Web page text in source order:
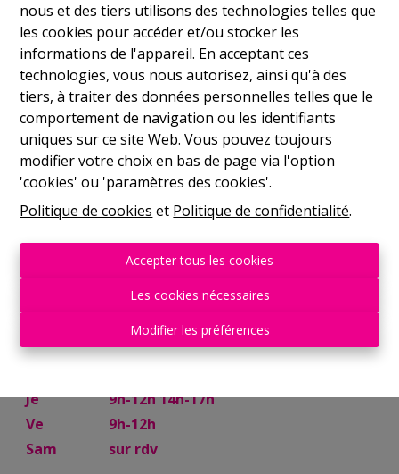
nous et des tiers utilisons des technologies telles que
les cookies pour accéder et/ou stocker les
informations de l'appareil. En acceptant ces
technologies, vous nous autorisez, ainsi qu'à des
tiers, à traiter des données personnelles telles que le
comportement de navigation ou les identifiants
uniques sur ce site Web. Vous pouvez toujours
modifier votre choix en bas de page via l'option
'cookies' ou 'paramètres des cookies'.
Politique de cookies et Politique de confidentialité.
Accepter tous les cookies
Les cookies nécessaires
Modifier les préférences
Philippeville
Rue de France, 37
Lu
14h-17h
Ma
9h-12h 14h-17h
Mer
9h-12h 14h-17h
Je
9h-12h 14h-17h
Ve
9h-12h
Sam
10h-13h
14h-17h
Ma
9h-12h 14h-17h
Je
9h-12h 14h-17h
Ve
9h-12h
Sam
sur rdv